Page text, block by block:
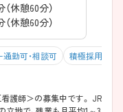
休憩60分）
休憩60分）
勤可・相談可 積極採用中
護師＞の募集中です。 JR